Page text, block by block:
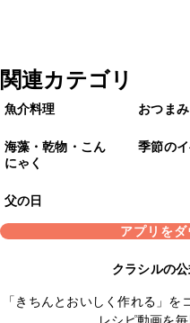
関連カテゴリ
魚介料理 おつまみ
海藻・乾物・こん
にゃく
季節の
父の日
アプリを
クラシルの
「きちんとおいしく作れる」